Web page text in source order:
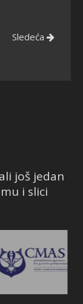
Sledeća
još jedan
i slici